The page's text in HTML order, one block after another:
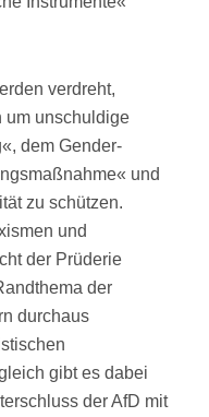
verdreht,
um unschuldige
dem Gender-
und
zu schützen.
und
der Prüderie
der
durchaus
gibt es dabei
der AfD mit